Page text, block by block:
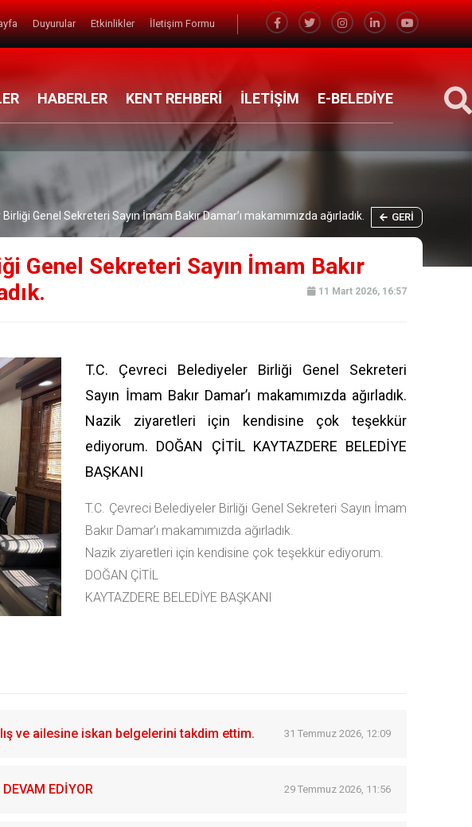
Duyurular Etkinlikler İletişim Formu
HABERLER KENT REHBERİ İLETİŞİM E-BELEDİYE
Genel Sekreteri Sayın İmam Bakır Damar’ı makamımızda ağırladık. GERI
Genel Sekreteri Sayın İmam Bakır
11 Mart 2026, 16:57
T.C. Çevreci Belediyeler Birliği Genel Sekreteri
Sayın İmam Bakır Damar’ı makamımızda ağırladık.
Nazik ziyaretleri için kendisine çok teşekkür
ediyorum. DOĞAN ÇİTİL KAYTAZDERE BELEDİYE
BAŞKANI
T.C. Çevreci Belediyeler Birliği Genel Sekreteri Sayın İmam
Bakır Damar’ı makamımızda ağırladık.
Nazik ziyaretleri için kendisine çok teşekkür ediyorum.
DOĞAN ÇİTİL
KAYTAZDERE BELEDİYE BAŞKANI
ve ailesine iskan belgelerini takdim ettim. 31 Temmuz 2026, 12:09
EDİYOR 29 Temmuz 2026, 11:56